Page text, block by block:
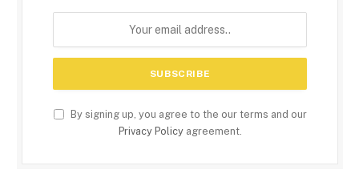
By signing up, you agree to the our terms and our
Privacy Policyagreement.